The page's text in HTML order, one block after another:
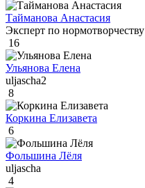
Тайманова Анастасия
Эксперт по нормотворчеству
16
Ульянова Елена
uljascha2
8
Коркина Елизавета
6
Фольшина Лёля
uljascha
4